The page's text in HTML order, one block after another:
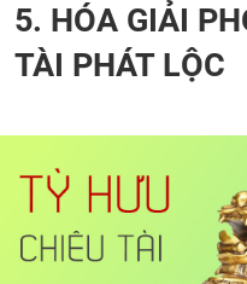
5. HÓA GIẢI
TÀI PHÁT LỘC